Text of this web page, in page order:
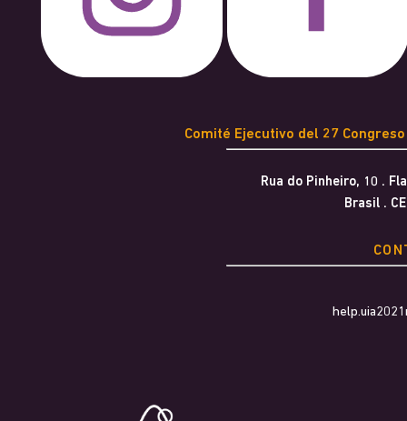
Comité Ejecutivo del 27
Rua do Pinheiro, 10 .
Brasil .